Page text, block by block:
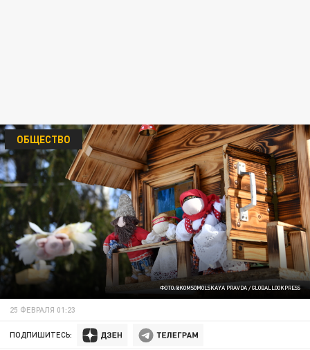
ФОТО:@KOMSOMOLSKAYA PRAVDA / GLOBALLOOKPRESS
ОБЩЕСТВО
25 ФЕВРАЛЯ 01:23
ПОДПИШИТЕСЬ: